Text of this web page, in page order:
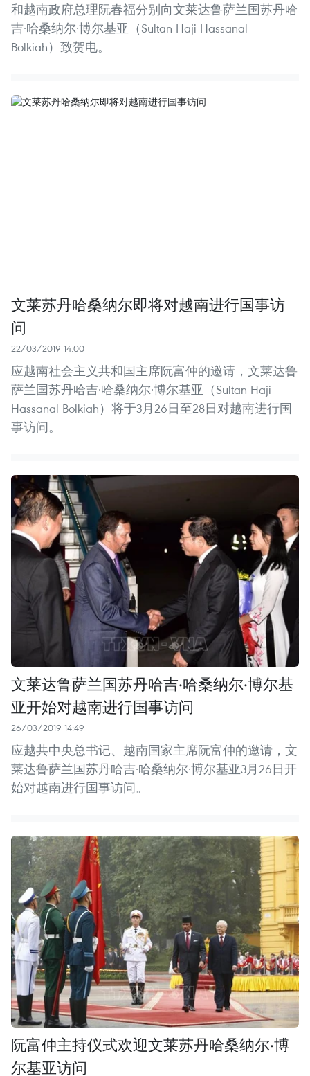
和越南政府总理阮春福分别向文莱达鲁萨兰国苏丹哈
吉·哈桑纳尔·博尔基亚（Sultan Haji Hassanal
Bolkiah）致贺电。
文莱苏丹哈桑纳尔即将对越南进行国事访
问
22/03/2019 14:00
应越南社会主义共和国主席阮富仲的邀请，文莱达鲁
萨兰国苏丹哈吉·哈桑纳尔·博尔基亚（Sultan Haji
Hassanal Bolkiah）将于3月26日至28日对越南进行国
事访问。
文莱达鲁萨兰国苏丹哈吉·哈桑纳尔·博尔基
亚开始对越南进行国事访问
26/03/2019 14:49
应越共中央总书记、越南国家主席阮富仲的邀请，文
莱达鲁萨兰国苏丹哈吉·哈桑纳尔·博尔基亚3月26日开
始对越南进行国事访问。
阮富仲主持仪式欢迎文莱苏丹哈桑纳尔·博
尔基亚访问